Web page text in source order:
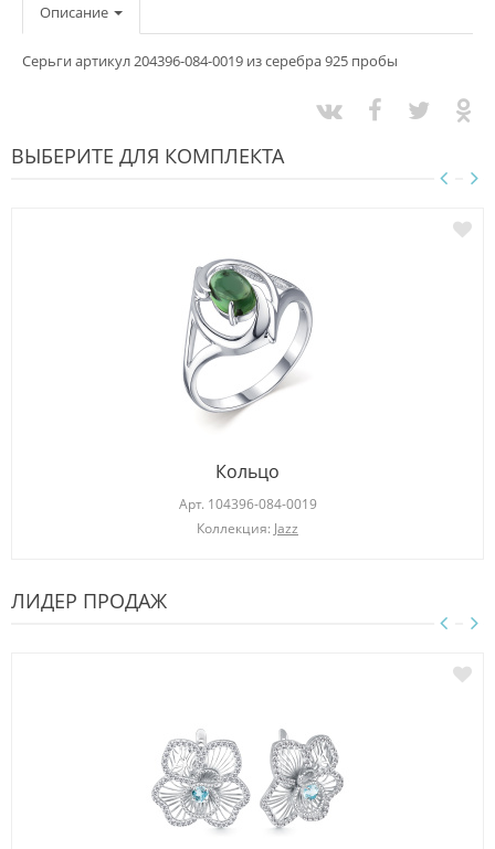
Описание
Серьги артикул 204396-084-0019 из серебра 925 пробы
ВЫБЕРИТЕ ДЛЯ КОМПЛЕКТА
Кольцо
Арт. 104396-084-0019
Коллекция: Jazz
ЛИДЕР ПРОДАЖ